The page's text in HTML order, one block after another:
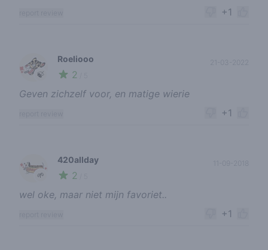
+1
🍃
Roeliooo
2
21-03-2022
Geven zichzelf voor, en matige wierie
+1
🌱
420allday
2
wel oke, maar niet mijn favoriet..
+1